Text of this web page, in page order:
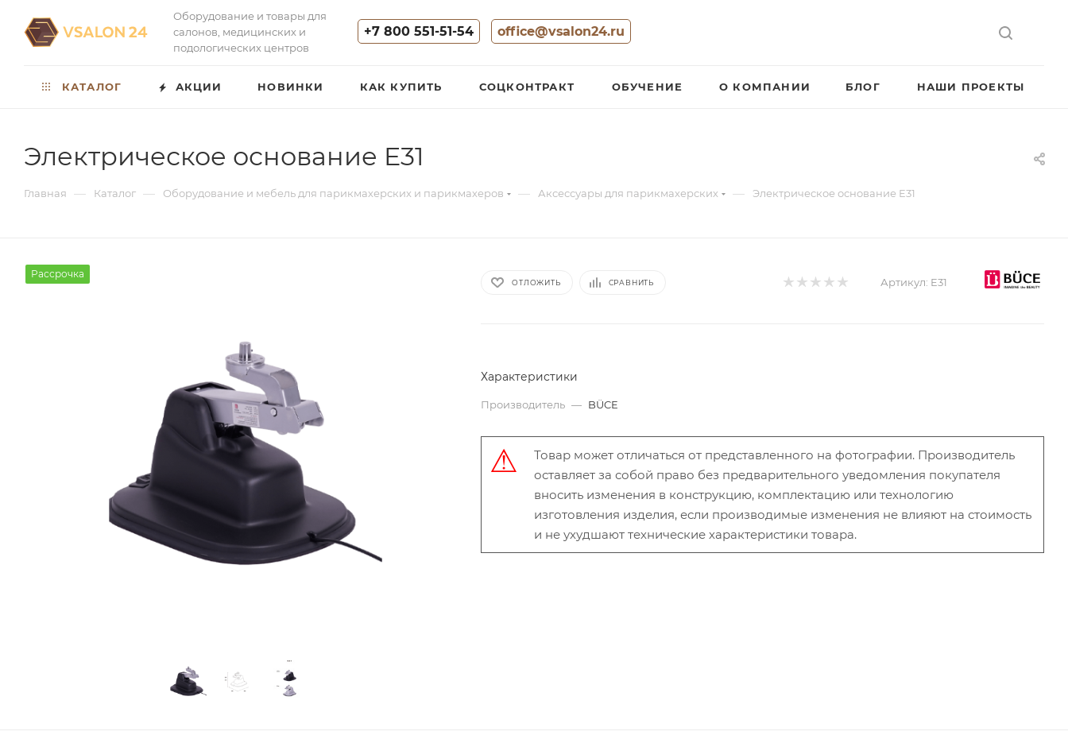
Оборудование и товары для
салонов, медицинских и
подологических центров
+7 800 551-51-54 office@vsalon24.ru
КАТАЛОГ АКЦИИ НОВИНКИ КАК КУПИТЬ СОЦКОНТРАКТ ОБУЧЕНИЕ О КОМПАНИИ БЛОГ НАШИ ПРОЕКТЫ
Электрическое основание E31
Главная — Каталог — Оборудование и мебель для парикмахерских и парикмахеров — Аксессуары для парикмахерских — Электрическое основание E31
Рассрочка
ОТЛОЖИТЬ СРАВНИТЬ Артикул: E31
Характеристики
Производитель — BÜCE
Товар может отличаться от представленного на фотографии. Производитель
оставляет за собой право без предварительного уведомления покупателя
вносить изменения в конструкцию, комплектацию или технологию
изготовления изделия, если производимые изменения не влияют на стоимость
и не ухудшают технические характеристики товара.